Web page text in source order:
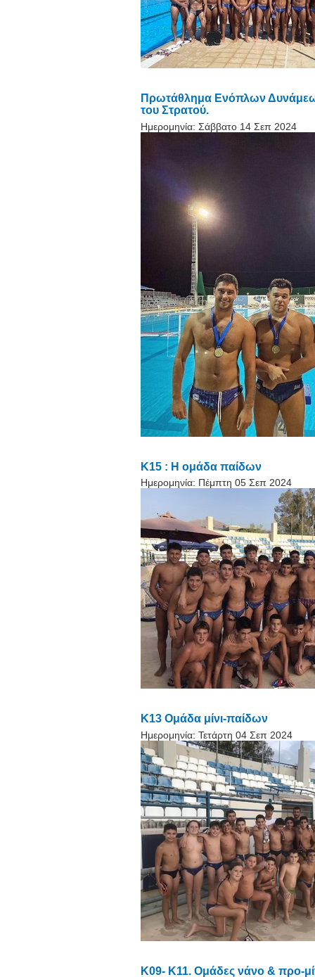
Πρωτάθλημα Ενόπλων
του Στρατού.
Ημερομηνία: Σάββατο 14 Σεπ 2024
Κ15 : Η ομάδα παίδων
Ημερομηνία: Πέμπτη 05 Σεπ 2024
Κ13 Oμάδα μίνι-παίδων
Ημερομηνία: Τετάρτη 04 Σεπ 2024
Κ09- Κ11. Ομάδες νάνο & προ-